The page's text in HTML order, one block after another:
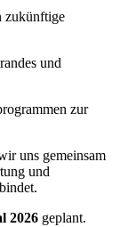
zukünftige
und
zur
uns gemeinsam
und
2026 geplant.